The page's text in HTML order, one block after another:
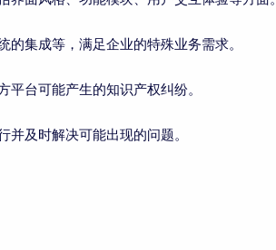
集成等，满足企业的特殊业务需求。
台可能产生的知识产权纠纷。
及时解决可能出现的问题。